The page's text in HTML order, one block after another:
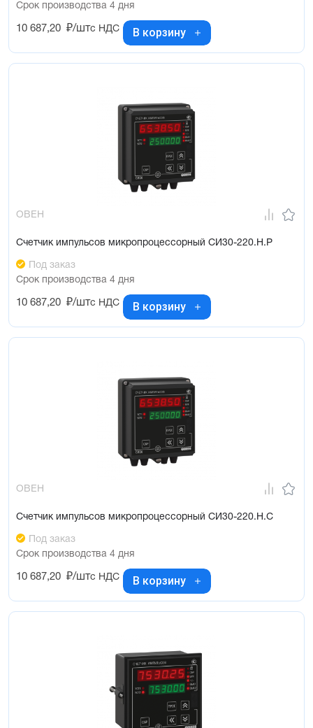
Срок производства 4 дня
10 687,20 ₽/штс НДС В корзину
ОВЕН
Счетчик импульсов микропроцессорный СИ30-220.Н.Р
Под заказ
Срок производства 4 дня
10 687,20 ₽/штс НДС В корзину
ОВЕН
Счетчик импульсов микропроцессорный СИ30-220.Н.С
Под заказ
Срок производства 4 дня
10 687,20 ₽/штс НДС В корзину